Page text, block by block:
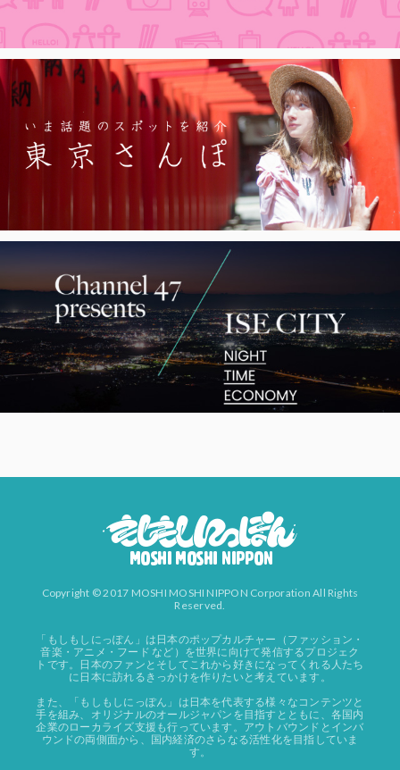
Copyright © 2017 MOSHI MOSHI NIPPON Corporation All Rights
Reserved.
「もしもしにっぽん」は日本のポップカルチャー（ファッション・
音楽・アニメ・フード など）を世界に向けて発信するプロジェク
トです。日本のファンとそしてこれから好きになってくれる人たち
に日本に訪れるきっかけを作りたいと考えています。
また、「もしもしにっぽん」は日本を代表する様々なコンテンツと
手を組み、オリジナルのオールジャパンを目指すとともに、各国内
企業のローカライズ支援も行っています。アウトバウンドとインバ
ウンドの両側面から、国内経済のさらなる活性化を目指していま
す。